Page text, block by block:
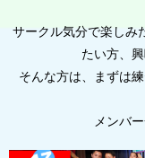
サークル気分で楽しみ
たい方、
そんな方は、まずは
メンバ